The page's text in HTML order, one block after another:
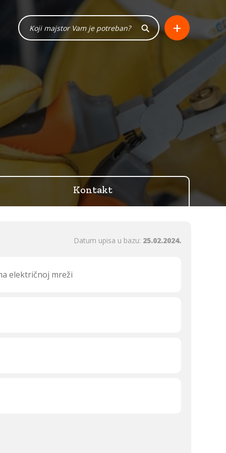
+
Kontakt
Datum upisa u bazu: 25.02.2024.
električnoj mreži